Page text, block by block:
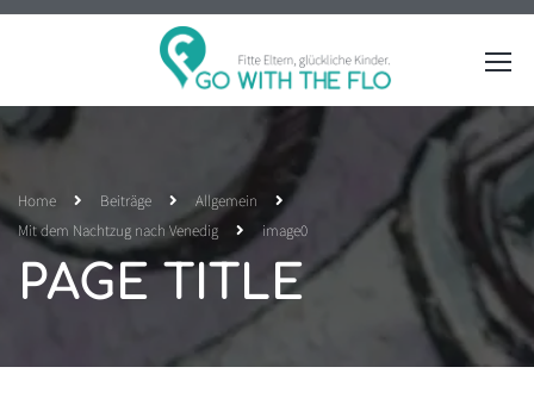
Home Beiträge
Allgemein
Mit dem Nachtzug nach Venedig
image0
PAGE TITLE